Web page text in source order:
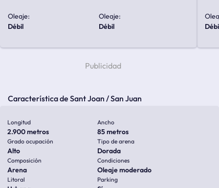
Oleaje:
débil
Oleaje:
débil
Característica de Sant Joan / San Juan
Longitud
2.900 metros
Ancho
85 metros
Grado ocupación
Alto
Tipo de arena
Dorada
Composición
Arena
Condiciones
Oleaje moderado
Litoral Parking